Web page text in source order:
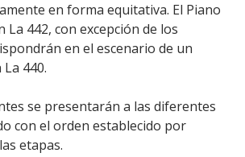
en forma equitativa. El Piano
La 442, con excepción de los
en el escenario de un
440.
se presentarán a las diferentes
con el orden establecido por
etapas.